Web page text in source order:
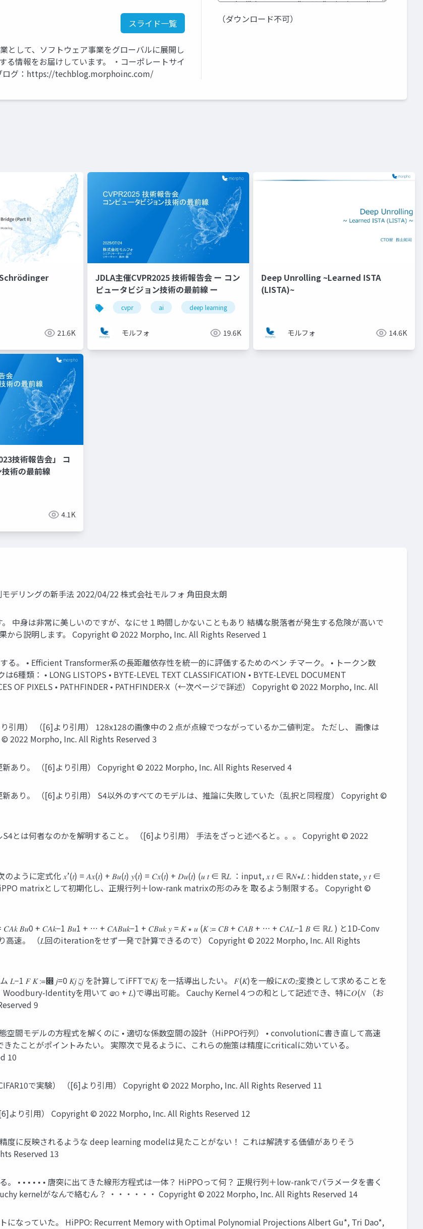
スライド一覧
として、ソフトウェア事業をグローバルに展開し
る情報をお届けしています。 ・コーポレートサイ
グ：https://techblog.morphoinc.com/
（ダウンロード不可）
21.6K
JDLA主催CVPR2025 技術報告会 ー コン
ピュータビジョン技術の最前線 ー
cvpr ai deep learning
モルフォ 19.6K
Deep Unrolling ~Learned ISTA
(LISTA)~
モルフォ 14.6K
技術報告会」 コ
術の最前線
4.1K
デリングの新手法 2022/04/22 株式会社モルフォ 角田良太朗
中身は非常に美しいのですが、なにせ１時間しかないこともあり 結構な脱落者が発生する危険が高いで
から説明します。 Copyright © 2022 Morpho, Inc. All Rights Reserved 1
。 • Efficient Transformer系の長距離依存性を統一的に評価するためのベン チマーク。 • トークン数
6種類： • LONG LISTOPS • BYTE-LEVEL TEXT CLASSIFICATION • BYTE-LEVEL DOCUMENT
OF PIXELS • PATHFINDER • PATHFINDER-X（←次ページで詳述） Copyright © 2022 Morpho, Inc. All
用） （[6]より引用） 128x128の画像中の２点が点線でつながっているか二値判定。 ただし、 画像は
2022 Morpho, Inc. All Rights Reserved 3
あり。 （[6]より引用） Copyright © 2022 Morpho, Inc. All Rights Reserved 4
あり。 （[6]より引用） S4以外のすべてのモデルは、推論に失敗していた（乱択と同程度） Copyright ©
とは何者なのかを解明すること。 （[6]より引用） 手法をざっと述べると。。。 Copyright © 2022
ように定式化 𝑥’(𝑡) = 𝐴𝑥(𝑡) + 𝐵𝑢(𝑡) 𝑦(𝑡) = 𝐶𝑥(𝑡) + 𝐷𝑢(𝑡) (𝑢 𝑡 ∈ ℝ𝐿 ：input, 𝑥 𝑡 ∈ ℝ𝑁∗𝐿 : hidden state, 𝑦 𝑡 ∈
matrixとして初期化し、正規行列＋low-rank matrixの形のみを 取るよう制限する。 Copyright ©
𝐶𝐴𝑘 𝐵𝑢0 + 𝐶𝐴𝑘−1 𝐵𝑢1 + ⋯ + 𝐶𝐴𝐵𝑢𝑘−1 + 𝐶𝐵𝑢𝑘 𝑦 = 𝐾 ∗ 𝑢 (𝐾 ≔ 𝐶𝐵 + 𝐶𝐴𝐵 + ⋯ + 𝐶𝐴𝐿−1 𝐵 ∈ ℝ𝐿 ) と1D-Conv
高速。 （𝐿回のiterationをせず一発で計算できるので） Copyright © 2022 Morpho, Inc. All Rights
𝐿−1 𝐹 𝐾 ≔෍ 𝑗=0 𝐾𝑗 𝜁𝑗 を計算してiFFTで𝐾𝑗 を一括導出したい。 𝐹(𝐾)を一般に𝐾の𝑧変換として求めることを
Woodbury-Identityを用いて ෨ + 𝐿)で導出可能。 Cauchy Kernel４つの和として記述でき、特に𝑂(𝑁 （お
9
空間モデルの方程式を解くのに • 適切な係数空間の設計（HiPPO行列） • convolutionに書き直して高速
たことがポイントみたい。 実際次で見るように、これらの施策は精度にcriticalに効いている。
10
で実験） （[6]より引用） Copyright © 2022 Morpho, Inc. All Rights Reserved 11
より引用） Copyright © 2022 Morpho, Inc. All Rights Reserved 12
度に反映されるような deep learning modelは見たことがない！ これは解読する価値がありそう
Reserved 13
• • • • • • 唐突に出てきた線形方程式は一体？ HiPPOって何？ 正規行列＋low-rankでパラメータを書く
kernelがなんで絡むん？ ・・・・・・ Copyright © 2022 Morpho, Inc. All Rights Reserved 14
になっていた。 HiPPO: Recurrent Memory with Optimal Polynomial Projections Albert Gu*, Tri Dao*,